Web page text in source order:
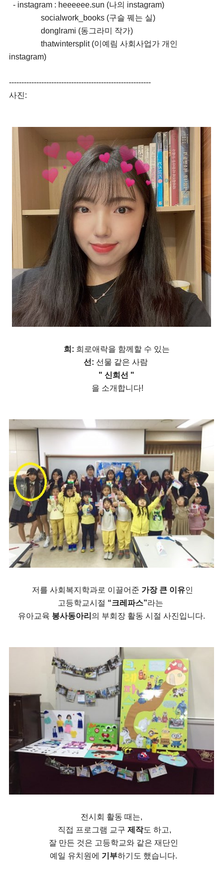
- instagram : heeeeee.sun (나의 instagram)
socialwork_books (구슬 꿰는 실)
donglrami (동그라미 작가)
thatwintersplit (이예림 사회사업가 개인
instagram)
---------------------------------------------------------
사진:
희: 희로애락을 함께할 수 있는
선: 선물 같은 사람
" 신희선 "
을 소개합니다!
저를 사회복지학과로 이끌어준 가장 큰 이유인
고등학교시절 “크레파스”라는
유아교육 봉사동아리 의 부회장 활동 시절 사진입니다.
전시회 활동 때는,
직접 프로그램 교구 제작도 하고,
잘 만든 것은 고등학교와 같은 재단인
예일 유치원에 기부하기도 했습니다.